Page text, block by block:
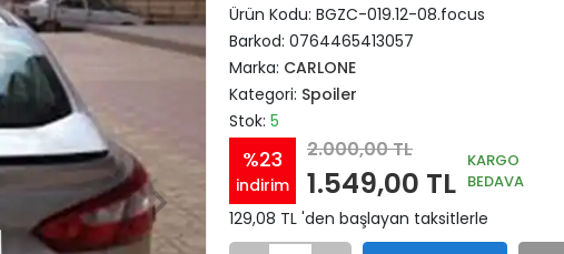
Ürün Kodu: BGZC-019.12-08.focus
Barkod: 0764465413057
Marka: CARLONE
Kategori: Spoiler
Stok: 5
%23
indirim
2.000,00 TL
1.549,00 TL
KARGO
BEDAVA
129,08 TL 'den başlayan taksitlerle